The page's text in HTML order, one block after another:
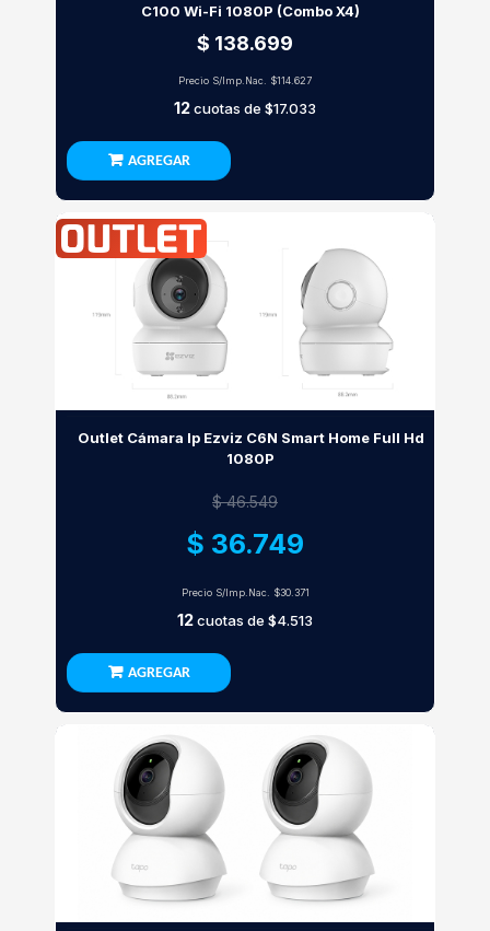
C100 Wi-Fi 1080P (Combo X4)
$ 138.699
Precio S/Imp.Nac. $114.627
12cuotas de $17.033
AGREGAR
Outlet Cámara Ip Ezviz C6N Smart Home Full Hd
1080P
$ 46.549
$ 36.749
Precio S/Imp.Nac. $30.371
12cuotas de $4.513
AGREGAR